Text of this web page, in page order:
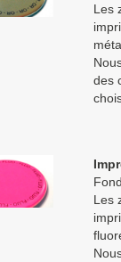
Les
des
Les